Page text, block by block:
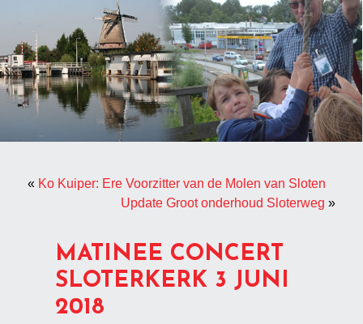
« Ko Kuiper: Ere Voorzitter van de Molen van Sloten
Update Groot onderhoud Sloterweg »
MATINEE CONCERT
SLOTERKERK 3 JUNI
2018